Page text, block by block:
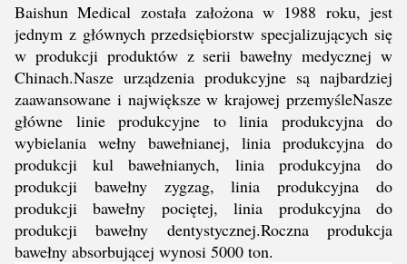
Baishun Medical została założona w 1988 roku, jest
jednym z głównych przedsiębiorstw specjalizujących się
w produkcji produktów z serii bawełny medycznej w
Chinach.Nasze urządzenia produkcyjne są najbardziej
zaawansowane i największe w krajowej przemyśleNasze
główne linie produkcyjne to linia produkcyjna do
wybielania wełny bawełnianej, linia produkcyjna do
produkcji kul bawełnianych, linia produkcyjna do
produkcji bawełny zygzag, linia produkcyjna do
produkcji bawełny pociętej, linia produkcyjna do
produkcji bawełny dentystycznej.Roczna produkcja
bawełny absorbującej wynosi 5000 ton.